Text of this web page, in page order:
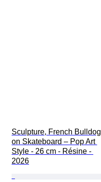
Sculpture, French Bulldog
on Skateboard – Pop Art
Style - 26 cm - Résine -
2026